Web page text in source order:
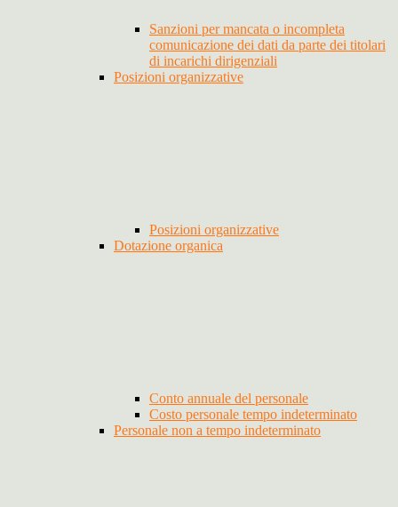
Sanzioni per mancata o incompleta
comunicazione dei dati da parte dei titolari
di incarichi dirigenziali
Posizioni organizzative
Posizioni organizzative
Dotazione organica
Conto annuale del personale
Costo personale tempo indeterminato
Personale non a tempo indeterminato